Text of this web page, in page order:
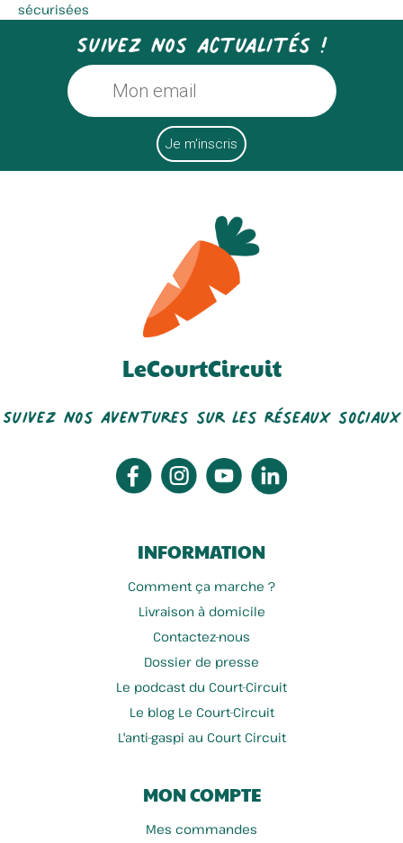
sécurisées
Suivez nos actualités !
LeCourtCircuit
Suivez nos aventures sur les réseaux sociaux
INFORMATION
Comment ça marche ?
Livraison à domicile
Contactez-nous
Dossier de presse
Le podcast du Court-Circuit
Le blog Le Court-Circuit
L'anti-gaspi au Court Circuit
MON COMPTE
Mes commandes